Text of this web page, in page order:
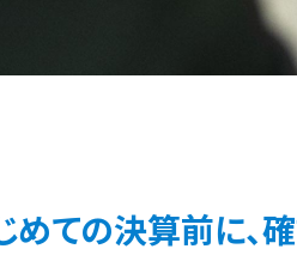
めての決算前に、